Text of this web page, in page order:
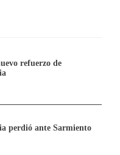
refuerzo de
perdió ante Sarmiento